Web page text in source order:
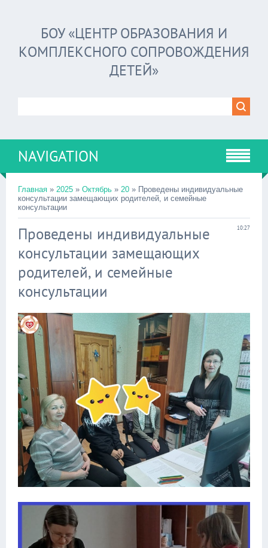
БОУ «ЦЕНТР ОБРАЗОВАНИЯ И
КОМПЛЕКСНОГО СОПРОВОЖДЕНИЯ
ДЕТЕЙ»
NAVIGATION
Главная » 2025 » Октябрь » 20 » Проведены индивидуальные
консультации замещающих родителей, и семейные
консультации
10:27
Проведены индивидуальные
консультации замещающих
родителей, и семейные
консультации